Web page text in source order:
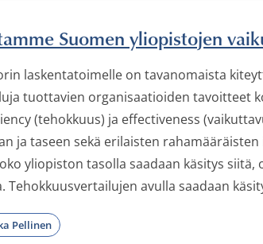
Suomen yliopistojen
laskentatoimelle on tavanomaista
tuottavien organisaatioiden tavoitteet
(tehokkuus) ja effectiveness
ja taseen sekä erilaisten
yliopiston tasolla saadaan käsitys
Tehokkuusvertailujen avulla saadaan
Pellinen